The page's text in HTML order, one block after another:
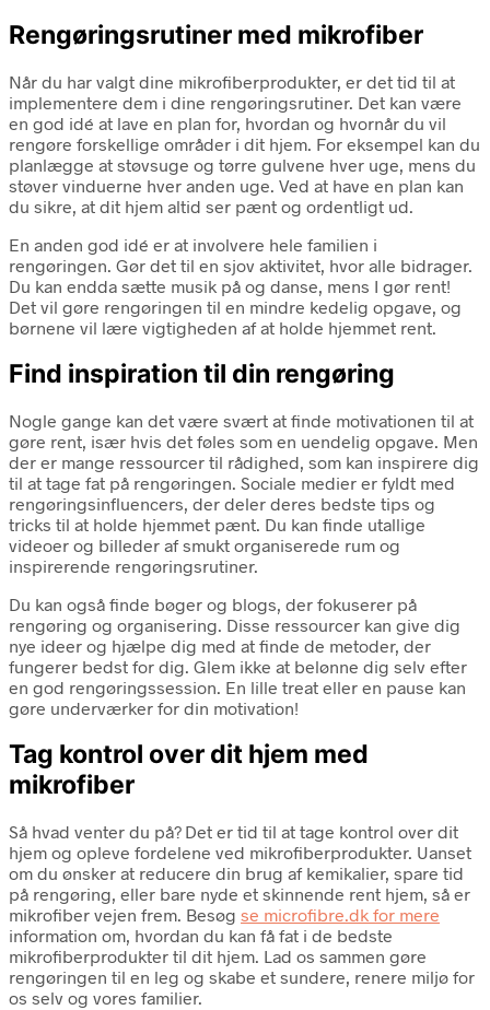
Rengøringsrutiner med mikrofiber
Når du har valgt dine mikrofiberprodukter, er det tid til at
implementere dem i dine rengøringsrutiner. Det kan være
en god idé at lave en plan for, hvordan og hvornår du vil
rengøre forskellige områder i dit hjem. For eksempel kan du
planlægge at støvsuge og tørre gulvene hver uge, mens du
støver vinduerne hver anden uge. Ved at have en plan kan
du sikre, at dit hjem altid ser pænt og ordentligt ud.
En anden god idé er at involvere hele familien i
rengøringen. Gør det til en sjov aktivitet, hvor alle bidrager.
Du kan endda sætte musik på og danse, mens I gør rent!
Det vil gøre rengøringen til en mindre kedelig opgave, og
børnene vil lære vigtigheden af at holde hjemmet rent.
Find inspiration til din rengøring
Nogle gange kan det være svært at finde motivationen til at
gøre rent, især hvis det føles som en uendelig opgave. Men
der er mange ressourcer til rådighed, som kan inspirere dig
til at tage fat på rengøringen. Sociale medier er fyldt med
rengøringsinfluencers, der deler deres bedste tips og
tricks til at holde hjemmet pænt. Du kan finde utallige
videoer og billeder af smukt organiserede rum og
inspirerende rengøringsrutiner.
Du kan også finde bøger og blogs, der fokuserer på
rengøring og organisering. Disse ressourcer kan give dig
nye ideer og hjælpe dig med at finde de metoder, der
fungerer bedst for dig. Glem ikke at belønne dig selv efter
en god rengøringssession. En lille treat eller en pause kan
gøre underværker for din motivation!
Tag kontrol over dit hjem med
mikrofiber
Så hvad venter du på? Det er tid til at tage kontrol over dit
hjem og opleve fordelene ved mikrofiberprodukter. Uanset
om du ønsker at reducere din brug af kemikalier, spare tid
på rengøring, eller bare nyde et skinnende rent hjem, så er
mikrofiber vejen frem. Besøg se microfibre.dk for mere
information om, hvordan du kan få fat i de bedste
mikrofiberprodukter til dit hjem. Lad os sammen gøre
rengøringen til en leg og skabe et sundere, renere miljø for
os selv og vores familier.